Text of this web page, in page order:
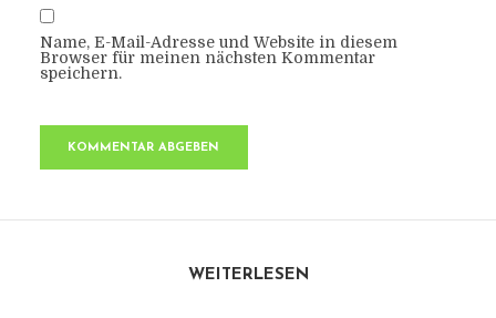
Name, E-Mail-Adresse und Website in diesem
Browser für meinen nächsten Kommentar
speichern.
WEITERLESEN